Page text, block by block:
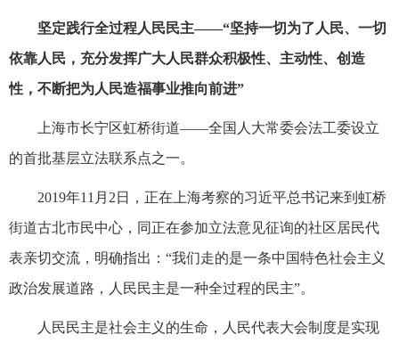
坚定践行全过程人民民主——“坚持一切为了人民、一切
依靠人民，充分发挥广大人民群众积极性、主动性、创造
性，不断把为人民造福事业推向前进”
上海市长宁区虹桥街道——全国人大常委会法工委设立
的首批基层立法联系点之一。
2019年11月2日，正在上海考察的习近平总书记来到虹桥
街道古北市民中心，同正在参加立法意见征询的社区居民代
表亲切交流，明确指出：“我们走的是一条中国特色社会主义
政治发展道路，人民民主是一种全过程的民主”。
人民民主是社会主义的生命，人民代表大会制度是实现